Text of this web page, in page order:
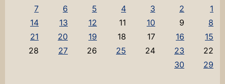
1
2
3
4
5
6
7
8
9
10
11
12
13
14
15
16
17
18
19
20
21
22
23
24
25
26
27
28
29
30